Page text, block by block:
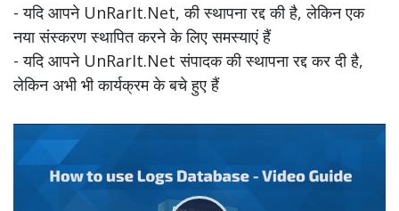
- यदि आपने UnRarIt.Net, की स्थापना रद्द की है, लेकिन एक
नया संस्करण स्थापित करने के लिए समस्याएं हैं
- यदि आपने UnRarIt.Net संपादक की स्थापना रद्द कर दी है,
लेकिन अभी भी कार्यक्रम के बचे हुए हैं